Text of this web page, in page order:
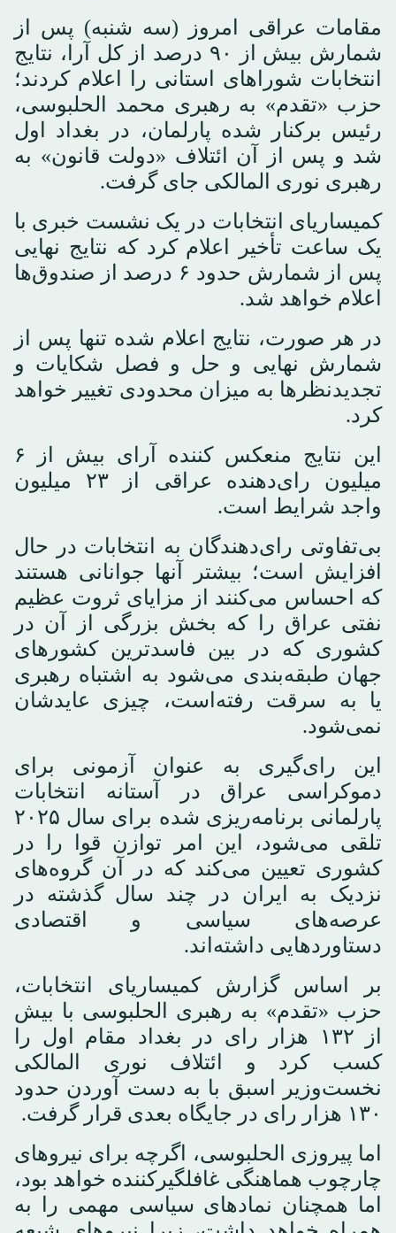
مقامات عراقی امروز (سه شنبه) پس از
شمارش بیش از ۹۰ درصد از کل آرا، نتایج
انتخابات شوراهای استانی را اعلام کردند؛
حزب «تقدم» به رهبری محمد الحلبوسی،
رئیس برکنار شده پارلمان، در بغداد اول
شد و پس از آن ائتلاف «دولت قانون» به
رهبری نوری المالکی جای گرفت.
کمیساریای انتخابات در یک نشست خبری با
یک ساعت تأخیر اعلام کرد که نتایج نهایی
پس از شمارش حدود ۶ درصد از صندوق‌ها
اعلام خواهد شد.
در هر صورت، نتایج اعلام شده تنها پس از
شمارش نهایی و حل و فصل شکایات و
تجدیدنظرها به میزان محدودی تغییر خواهد
کرد.
این نتایج منعکس کننده آرای بیش از ۶
میلیون رای‌دهنده عراقی از ۲۳ میلیون
واجد شرایط است.
بی‌تفاوتی رای‌دهندگان به انتخابات در حال
افزایش است؛ بیشتر آنها جوانانی هستند
که احساس می‌کنند از مزایای ثروت عظیم
نفتی عراق را که بخش بزرگی از آن در
کشوری که در بین فاسدترین کشورهای
جهان طبقه‌بندی می‌شود به اشتباه رهبری
یا به سرقت رفته‌است، چیزی عایدشان
نمی‌شود.
این رای‌گیری به عنوان آزمونی برای
دموکراسی عراق در آستانه انتخابات
پارلمانی برنامه‌ریزی شده برای سال ۲۰۲۵
تلقی می‌شود، این امر توازن قوا را در
کشوری تعیین می‌کند که در آن گروه‌های
نزدیک به ایران در چند سال گذشته در
عرصه‌های سیاسی و اقتصادی
دستاوردهایی داشته‌اند.
بر اساس گزارش کمیساریای انتخابات،
حزب «تقدم» به رهبری الحلبوسی با بیش
از ۱۳۲ هزار رای در بغداد مقام اول را
کسب کرد و ائتلاف نوری المالکی
نخست‌وزیر اسبق با به دست آوردن حدود
۱۳۰ هزار رای در جایگاه بعدی قرار گرفت.
اما پیروزی الحلبوسی، اگرچه برای نیروهای
چارچوب هماهنگی غافلگیرکننده خواهد بود،
اما همچنان نمادهای سیاسی مهمی را به